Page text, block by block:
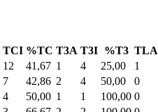
TCI %TC T3A T3I %T3 TLA
12 41,67 1 4 25,00 1
7 42,86 2 4 50,00 0
4 50,00 1 1 100,00 0